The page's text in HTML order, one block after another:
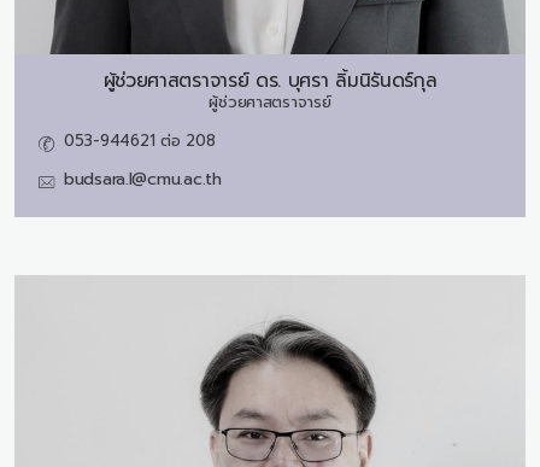
ผู้ช่วยศาสตราจารย์ ดร. บุศรา ลิ้มนิรันดร์กุล
ผู้ช่วยศาสตราจารย์
053-944621 ต่อ 208
budsara.l@cmu.ac.th